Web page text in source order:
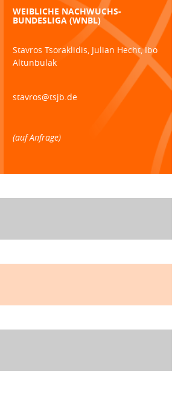
WEIBLICHE NACHWUCHS-
BUNDESLIGA (WNBL)
Stavros Tsoraklidis, Julian Hecht, Ibo
Altunbulak
stavros@tsjb.de
(auf Anfrage)